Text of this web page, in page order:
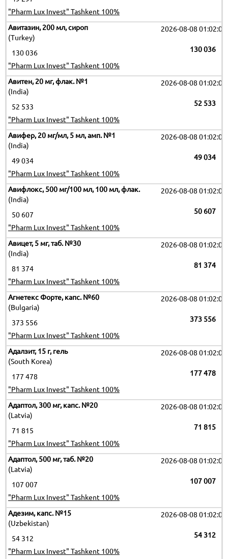
"Pharm Lux Invest" Tashkent 100%
Авитазин, 200 мл, сироп
(Turkey)
2026-08-08 01:02:09
130 036
130 036
"Pharm Lux Invest" Tashkent 100%
Авитен, 20 мг, флак. №1
(India)
2026-08-08 01:02:09
52 533
52 533
"Pharm Lux Invest" Tashkent 100%
Авифер, 20 мг/мл, 5 мл, амп. №1
(India)
2026-08-08 01:02:09
49 034
49 034
"Pharm Lux Invest" Tashkent 100%
Авифлокс, 500 мг/100 мл, 100 мл, флак.
(India)
2026-08-08 01:02:09
50 607
50 607
"Pharm Lux Invest" Tashkent 100%
Авицет, 5 мг, таб. №30
(India)
2026-08-08 01:02:09
81 374
81 374
"Pharm Lux Invest" Tashkent 100%
Агнетекс Форте, капс. №60
(Bulgaria)
2026-08-08 01:02:09
373 556
373 556
"Pharm Lux Invest" Tashkent 100%
Адалзит, 15 г, гель
(South Korea)
2026-08-08 01:02:09
177 478
177 478
"Pharm Lux Invest" Tashkent 100%
Адаптол, 300 мг, капс. №20
(Latvia)
2026-08-08 01:02:09
71 815
71 815
"Pharm Lux Invest" Tashkent 100%
Адаптол, 500 мг, таб. №20
(Latvia)
2026-08-08 01:02:09
107 007
107 007
"Pharm Lux Invest" Tashkent 100%
Адезим, капс. №15
(Uzbekistan)
2026-08-08 01:02:09
54 312
54 312
"Pharm Lux Invest" Tashkent 100%